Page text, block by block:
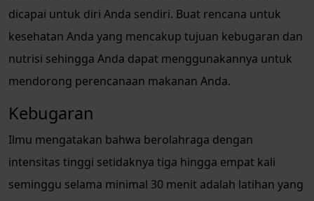
dicapai untuk diri Anda sendiri. Buat rencana untuk
kesehatan Anda yang mencakup tujuan kebugaran dan
nutrisi sehingga Anda dapat menggunakannya untuk
mendorong perencanaan makanan Anda.
Kebugaran
Ilmu mengatakan bahwa berolahraga dengan
intensitas tinggi setidaknya tiga hingga empat kali
seminggu selama minimal 30 menit adalah latihan yang